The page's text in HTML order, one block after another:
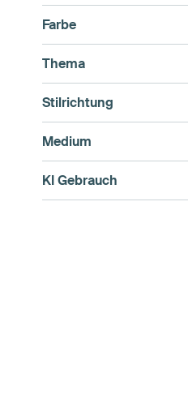
Farbe
Thema
Stilrichtung
Medium
KI Gebrauch